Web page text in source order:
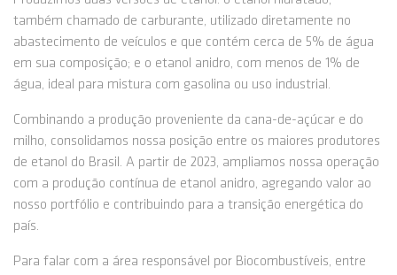
também chamado de carburante, utilizado diretamente no
abastecimento de veículos e que contém cerca de 5% de água
em sua composição; e o etanol anidro, com menos de 1% de
água, ideal para mistura com gasolina ou uso industrial.
Combinando a produção proveniente da cana-de-açúcar e do
milho, consolidamos nossa posição entre os maiores produtores
de etanol do Brasil. A partir de 2023, ampliamos nossa operação
com a produção contínua de etanol anidro, agregando valor ao
nosso portfólio e contribuindo para a transição energética do
país.
Para falar com a área responsável por Biocombustíveis, entre